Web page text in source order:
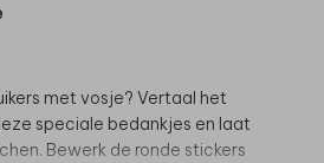
met vosje? Vertaal het
speciale bedankjes en laat
Bewerk de ronde stickers